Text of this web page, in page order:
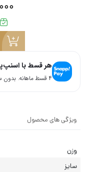
هر قسط با
۴ قسط ماهانه. بدون سود، چک و ضامن.
ویژگی های محصول
وزن
سایز